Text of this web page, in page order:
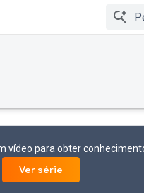
vídeo para obter
Ver série